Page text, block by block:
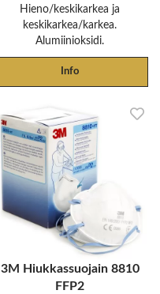
Hieno/keskikarkea ja
keskikarkea/karkea.
Alumiinioksidi.
Info
3M Hiukkassuojain 8810
FFP2